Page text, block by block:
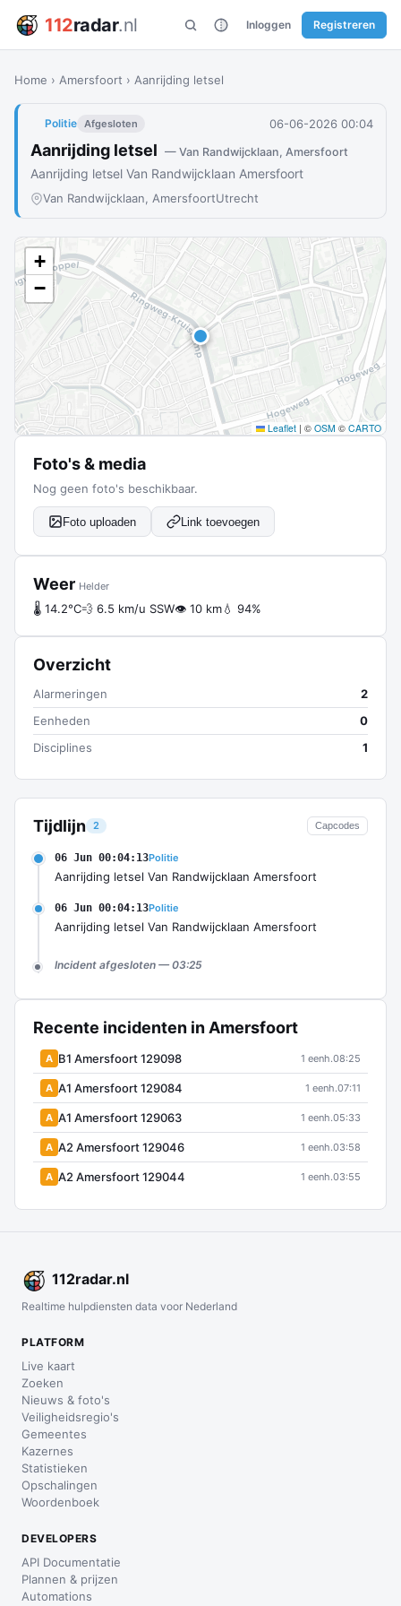
112radar.nl Inloggen Registreren
Home › Amersfoort › Aanrijding letsel
Politie Afgesloten 06-06-2026 00:04
Aanrijding letsel — Van Randwijcklaan, Amersfoort
Aanrijding letsel Van Randwijcklaan Amersfoort
Van Randwijcklaan, AmersfoortUtrecht
Tijdlijn 2 Capcodes
06 Jun 00:04:13Politie
Aanrijding letsel Van Randwijcklaan Amersfoort
06 Jun 00:04:13Politie
Aanrijding letsel Van Randwijcklaan Amersfoort
Incident afgesloten — 03:25
Recente incidenten in Amersfoort
A B1 Amersfoort 129098 1 eenh.08:25
A A1 Amersfoort 129084 1 eenh.07:11
A A1 Amersfoort 129063 1 eenh.05:33
A A2 Amersfoort 129046 1 eenh.03:58
A A2 Amersfoort 129044 1 eenh.03:55
+
−
Leaflet | © OSM © CARTO
Foto's & media
Nog geen foto's beschikbaar.
Foto uploaden Link toevoegen
Weer Helder
🌡 14.2°C💨 6.5 km/u SSW👁 10 km💧 94%
Overzicht
Alarmeringen
2
Eenheden
0
Disciplines
1
112radar.nl
Realtime hulpdiensten data voor Nederland
PLATFORM
Live kaart
Zoeken
Nieuws & foto's
Veiligheidsregio's
Gemeentes
Kazernes
Statistieken
Opschalingen
Woordenboek
DEVELOPERS
API Documentatie
Plannen & prijzen
Automations